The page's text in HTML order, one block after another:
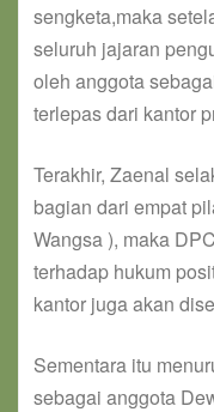
sengketa,maka
seluruh jajaran
oleh anggota
terlepas dari kantor
Terakhir, Zaenal
bagian dari empat
Wangsa ), maka
terhadap hukum
kantor juga akan
Sementara itu
sebagai anggota